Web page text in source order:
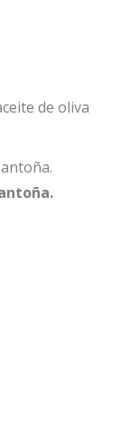
de oliva